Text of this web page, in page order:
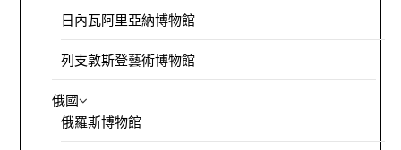
日內瓦阿里亞納博物館
列支敦斯登藝術博物館
俄國
俄羅斯博物館